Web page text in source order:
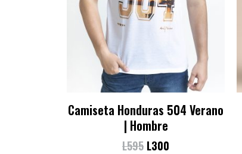
Camiseta Honduras 504 Verano
| Hombre
L595 L300